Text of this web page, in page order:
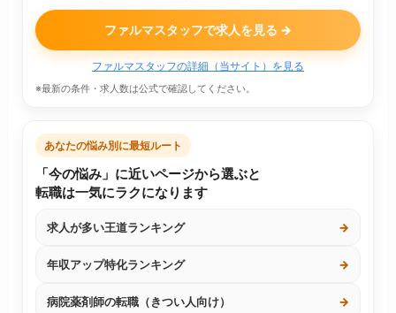
ファルマスタッフで求人を見る →
ファルマスタッフの詳細（当サイト）を見る
※最新の条件・求人数は公式で確認してください。
あなたの悩み別に最短ルート
「今の悩み」に近いページから選ぶと
転職は一気にラクになります
求人が多い王道ランキング →
年収アップ特化ランキング →
病院薬剤師の転職（きつい人向け） →